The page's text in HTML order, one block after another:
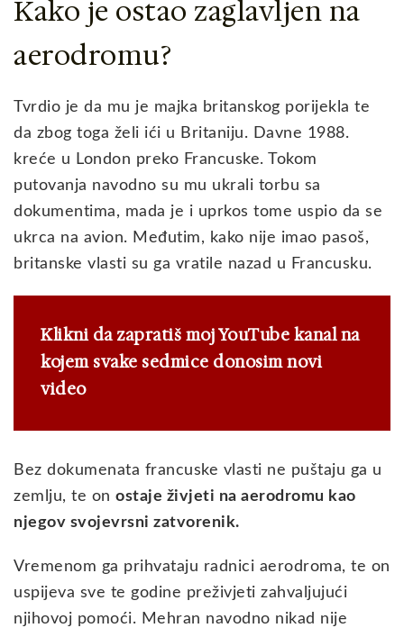
Kako je ostao zaglavljen na
aerodromu?
Tvrdio je da mu je majka britanskog porijekla te
da zbog toga želi ići u Britaniju. Davne 1988.
kreće u London preko Francuske. Tokom
putovanja navodno su mu ukrali torbu sa
dokumentima, mada je i uprkos tome uspio da se
ukrca na avion. Međutim, kako nije imao pasoš,
britanske vlasti su ga vratile nazad u Francusku.
Klikni da zapratiš moj YouTube kanal na
kojem svake sedmice donosim novi
video
Bez dokumenata francuske vlasti ne puštaju ga u
zemlju, te on ostaje živjeti na aerodromu kao
njegov svojevrsni zatvorenik.
Vremenom ga prihvataju radnici aerodroma, te on
uspijeva sve te godine preživjeti zahvaljujući
njihovoj pomoći. Mehran navodno nikad nije